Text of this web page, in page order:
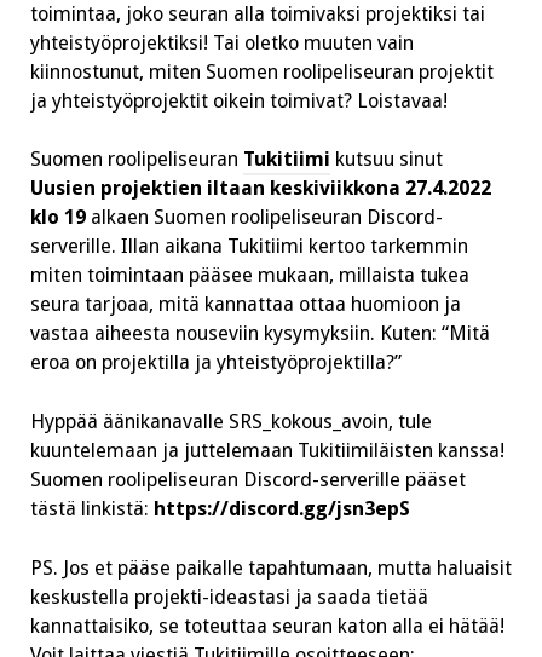
toimintaa, joko seuran alla toimivaksi projektiksi tai
yhteistyöprojektiksi! Tai oletko muuten vain
kiinnostunut, miten Suomen roolipeliseuran projektit
ja yhteistyöprojektit oikein toimivat? Loistavaa!
Suomen roolipeliseuran Tukitiimi kutsuu sinut
Uusien projektien iltaan keskiviikkona 27.4.2022
klo 19 alkaen Suomen roolipeliseuran Discord-
serverille. Illan aikana Tukitiimi kertoo tarkemmin
miten toimintaan pääsee mukaan, millaista tukea
seura tarjoaa, mitä kannattaa ottaa huomioon ja
vastaa aiheesta nouseviin kysymyksiin. Kuten: “Mitä
eroa on projektilla ja yhteistyöprojektilla?”
Hyppää äänikanavalle SRS_kokous_avoin, tule
kuuntelemaan ja juttelemaan Tukitiimiläisten kanssa!
Suomen roolipeliseuran Discord-serverille pääset
tästä linkistä: https://discord.gg/jsn3epS
PS. Jos et pääse paikalle tapahtumaan, mutta haluaisit
keskustella projekti-ideastasi ja saada tietää
kannattaisiko, se toteuttaa seuran katon alla ei hätää!